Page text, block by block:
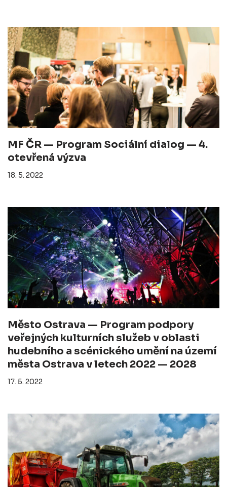
MF ČR — Program Sociální dialog — 4.
otevřená výzva
18. 5. 2022
Město Ostrava — Program podpory
veřejných kulturních služeb v oblasti
hudebního a scénického umění na území
města Ostrava v letech 2022 — 2028
17. 5. 2022